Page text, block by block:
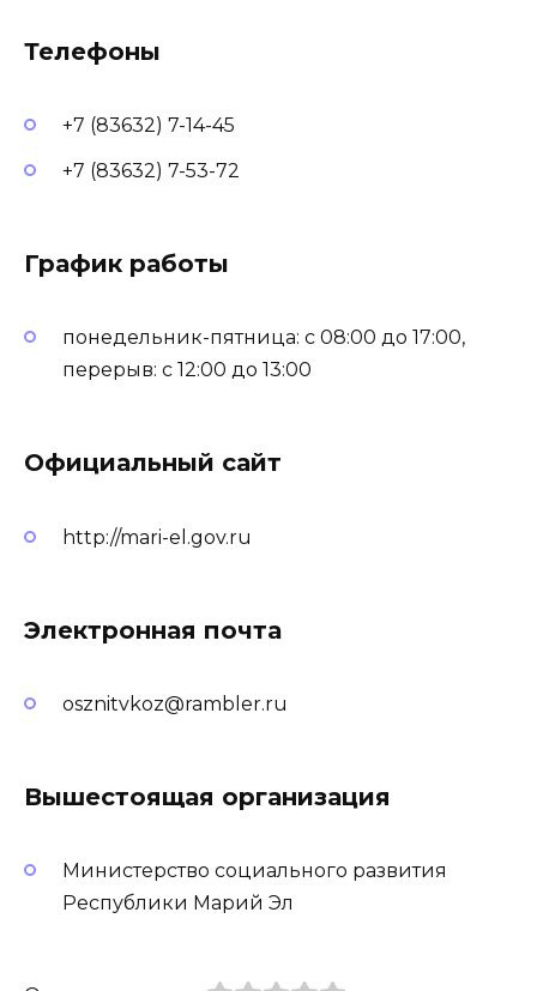
Телефоны
+7 (83632) 7-14-45
+7 (83632) 7-53-72
График работы
понедельник-пятница: с 08:00 до 17:00,
перерыв: с 12:00 до 13:00
Официальный сайт
http://mari-el.gov.ru
Электронная почта
osznitvkoz@rambler.ru
Вышестоящая организация
Министерство социального развития
Республики Марий Эл